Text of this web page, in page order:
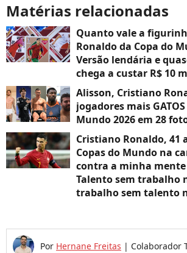
Matérias relacionadas
Quanto vale a
Ronaldo da Copa do
Versão lendária e
chega a custar R$ 10
Alisson, Cristiano
jogadores mais
Mundo 2026 em 28
Cristiano Ronaldo, 41
Copas do Mundo na
contra a minha mente
Talento sem trabalho
trabalho sem talento
Por Hernane Freitas | Colaborador